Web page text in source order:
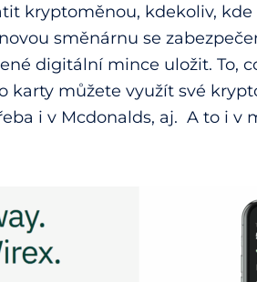
kryptoměnou, kdekoliv,
směnárnu se
digitální mince uložit. To,
karty můžete využít své
i v Mcdonalds, aj. A to i v